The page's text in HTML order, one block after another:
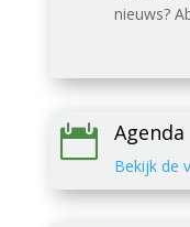
nieuws?
 Agenda
Bekijk de